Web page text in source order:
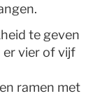
te geven
er vier of vijf
ramen met